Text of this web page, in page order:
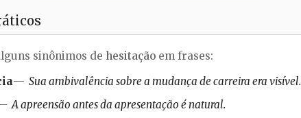
sinônimos de hesitação em frases:
Sua ambivalência sobre a mudança de carreira era visível.
A apreensão antes da apresentação é natural.